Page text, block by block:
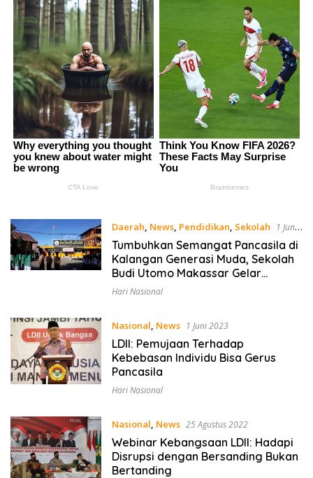
Daerah, News, Pendidikan, Sekolah
1 Juni
2023
Tumbuhkan Semangat Pancasila di
Kalangan Generasi Muda, Sekolah
Budi Utomo Makassar Gelar
Upacara Bendera
Hari Nasional
Nasional, News 1 Juni 2023
LDII: Pemujaan Terhadap
Kebebasan Individu Bisa Gerus
Pancasila
Hari Nasional
Nasional, News 25 Agustus 2022
Webinar Kebangsaan LDII: Hadapi
Disrupsi dengan Bersanding Bukan
Bertanding